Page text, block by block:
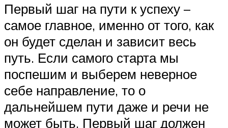
Первый шаг на пути к успеху –
самое главное, именно от того, как
он будет сделан и зависит весь
путь. Если самого старта мы
поспешим и выберем неверное
себе направление, то о
дальнейшем пути даже и речи не
может быть. Первый шаг должен